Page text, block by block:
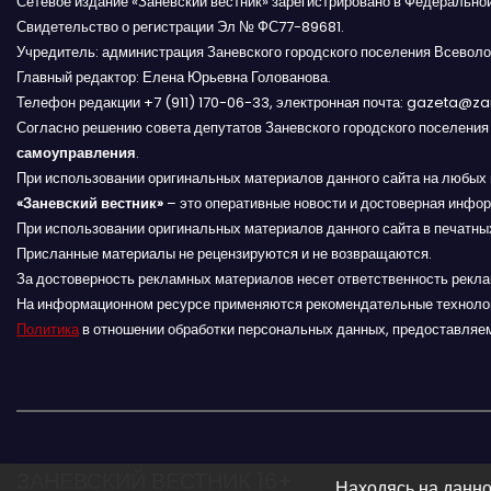
а
п
и
с
я
м
Свидетельство о регистрации Эл № ФС77-89681.
Учредитель: администрация Заневского городского поселения
Главный редактор: Елена Юрьевна Голованова.
Телефон редакции +7 (911) 170-06-33, электронная почта:
Согласно решению совета депутатов Заневского городского поселения
самоуправления.
При использовании оригинальных материалов данного сайта на
«Заневский вестник» – это оперативные новости и достоверная
При использовании оригинальных материалов данного сайта в
Присланные материалы не рецензируются и не возвращаются.
За достоверность рекламных материалов несет ответственность
На информационном ресурсе применяются рекомендательные
Политикав отношении обработки персональных данных,